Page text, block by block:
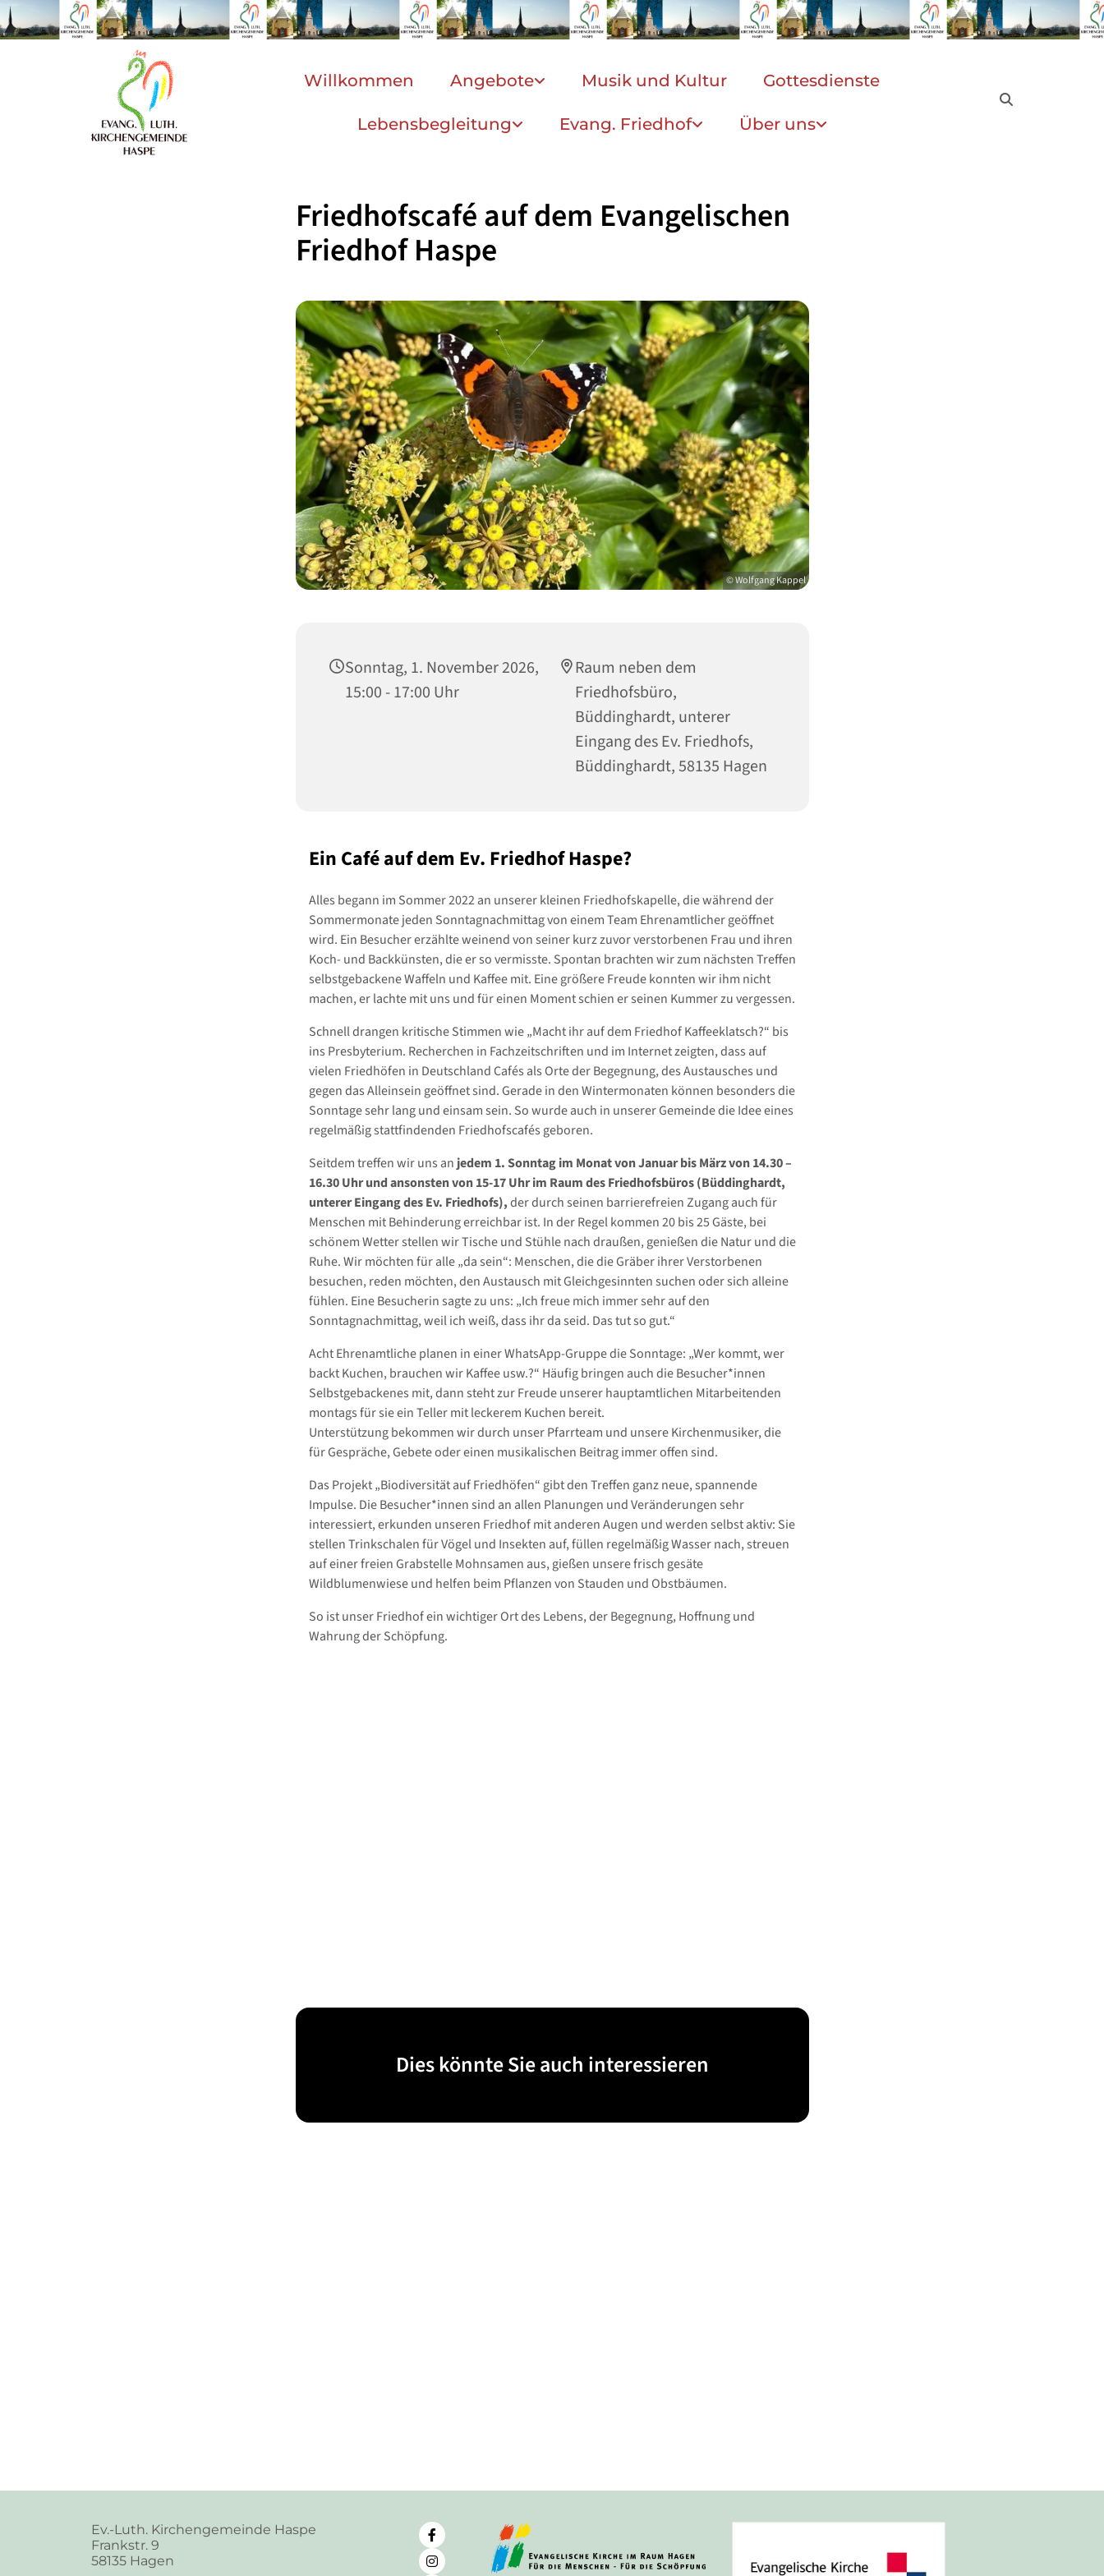
Willkommen Angebote Musik und Kultur Gottesdienste
Lebensbegleitung Evang. Friedhof Über uns
Friedhofscafé auf dem Evangelischen
Friedhof Haspe
© Wolfgang Kappel
Sonntag, 1. November 2026,
15:00 - 17:00 Uhr
Raum neben dem
Friedhofsbüro,
Büddinghardt, unterer
Eingang des Ev. Friedhofs,
Büddinghardt, 58135 Hagen
Ein Café auf dem Ev. Friedhof Haspe?
Alles begann im Sommer 2022 an unserer kleinen Friedhofskapelle, die während der
Sommermonate jeden Sonntagnachmittag von einem Team Ehrenamtlicher geöffnet
wird. Ein Besucher erzählte weinend von seiner kurz zuvor verstorbenen Frau und ihren
Koch- und Backkünsten, die er so vermisste. Spontan brachten wir zum nächsten Treffen
selbstgebackene Waffeln und Kaffee mit. Eine größere Freude konnten wir ihm nicht
machen, er lachte mit uns und für einen Moment schien er seinen Kummer zu vergessen.
Schnell drangen kritische Stimmen wie „Macht ihr auf dem Friedhof Kaffeeklatsch?“ bis
ins Presbyterium. Recherchen in Fachzeitschriften und im Internet zeigten, dass auf
vielen Friedhöfen in Deutschland Cafés als Orte der Begegnung, des Austausches und
gegen das Alleinsein geöffnet sind. Gerade in den Wintermonaten können besonders die
Sonntage sehr lang und einsam sein. So wurde auch in unserer Gemeinde die Idee eines
regelmäßig stattfindenden Friedhofscafés geboren.
Seitdem treffen wir uns an jedem 1. Sonntag im Monat von Januar bis März von 14.30 –
16.30 Uhr und ansonsten von 15-17 Uhr im Raum des Friedhofsbüros (Büddinghardt,
unterer Eingang des Ev. Friedhofs),der durch seinen barrierefreien Zugang auch für
Menschen mit Behinderung erreichbar ist. In der Regel kommen 20 bis 25 Gäste, bei
schönem Wetter stellen wir Tische und Stühle nach draußen, genießen die Natur und die
Ruhe. Wir möchten für alle „da sein“: Menschen, die die Gräber ihrer Verstorbenen
besuchen, reden möchten, den Austausch mit Gleichgesinnten suchen oder sich alleine
fühlen. Eine Besucherin sagte zu uns: „Ich freue mich immer sehr auf den
Sonntagnachmittag, weil ich weiß, dass ihr da seid. Das tut so gut.“
Acht Ehrenamtliche planen in einer WhatsApp-Gruppe die Sonntage: „Wer kommt, wer
backt Kuchen, brauchen wir Kaffee usw.?“ Häufig bringen auch die Besucher*innen
Selbstgebackenes mit, dann steht zur Freude unserer hauptamtlichen Mitarbeitenden
montags für sie ein Teller mit leckerem Kuchen bereit.
Unterstützung bekommen wir durch unser Pfarrteam und unsere Kirchenmusiker, die
für Gespräche, Gebete oder einen musikalischen Beitrag immer offen sind.
Das Projekt „Biodiversität auf Friedhöfen“ gibt den Treffen ganz neue, spannende
Impulse. Die Besucher*innen sind an allen Planungen und Veränderungen sehr
interessiert, erkunden unseren Friedhof mit anderen Augen und werden selbst aktiv: Sie
stellen Trinkschalen für Vögel und Insekten auf, füllen regelmäßig Wasser nach, streuen
auf einer freien Grabstelle Mohnsamen aus, gießen unsere frisch gesäte
Wildblumenwiese und helfen beim Pflanzen von Stauden und Obstbäumen.
So ist unser Friedhof ein wichtiger Ort des Lebens, der Begegnung, Hoffnung und
Wahrung der Schöpfung.
Dies könnte Sie auch interessieren
Ev.-Luth. Kirchengemeinde Haspe
Frankstr. 9
58135 Hagen